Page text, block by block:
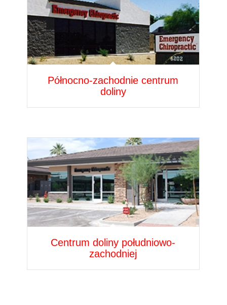
Północno-zachodnie centrum
doliny
Centrum doliny południowo-
zachodniej